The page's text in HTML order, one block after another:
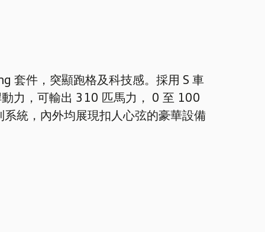
套件，突顯跑格及科技感。採用 S 車
力，可輸出 310 匹馬力， 0 至 100
統，內外均展現扣人心弦的豪華設備